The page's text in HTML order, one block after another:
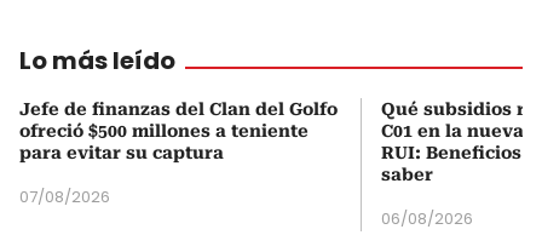
Lo más leído
Jefe de finanzas del Clan del Golfo
ofreció $500 millones a teniente
para evitar su captura
07/08/2026
Qué subsidios
C01 en la nueva
RUI: Beneficios
saber
06/08/2026